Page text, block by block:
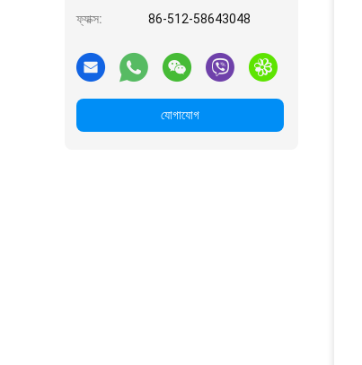
ফ্যাক্স: 86-512-58643048
যোগাযোগ